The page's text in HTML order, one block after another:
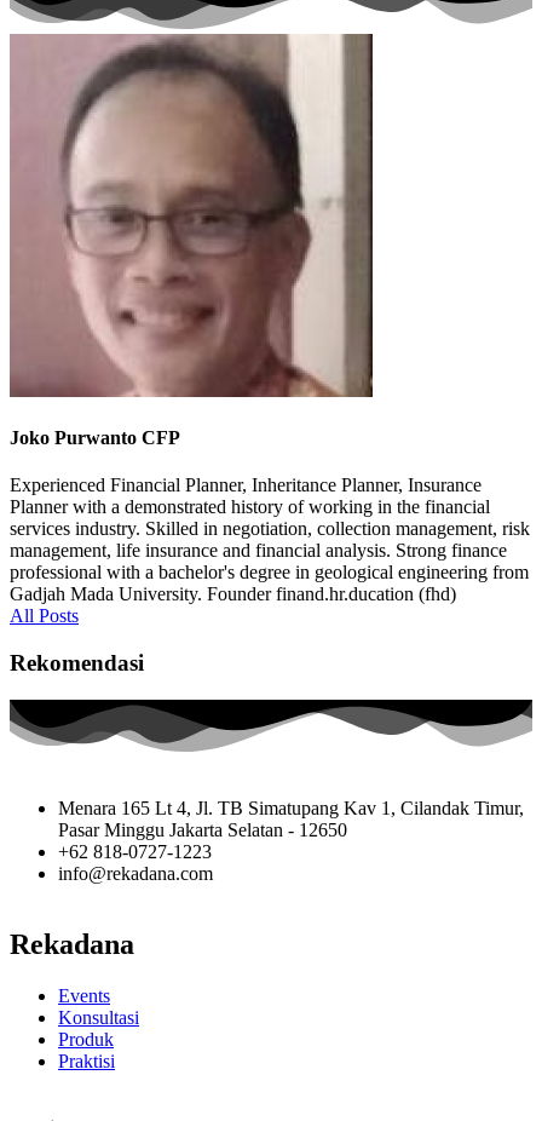
Joko Purwanto CFP
Experienced Financial Planner, Inheritance Planner, Insurance
Planner with a demonstrated history of working in the financial
services industry. Skilled in negotiation, collection management, risk
management, life insurance and financial analysis. Strong finance
professional with a bachelor's degree in geological engineering from
Gadjah Mada University. Founder finand.hr.ducation (fhd)
All Posts
Rekomendasi
Menara 165 Lt 4, Jl. TB Simatupang Kav 1, Cilandak Timur,
Pasar Minggu Jakarta Selatan - 12650
+62 818-0727-1223
info@rekadana.com
Rekadana
Events
Konsultasi
Produk
Praktisi